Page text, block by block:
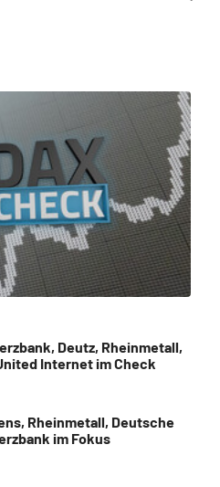
Deutz, Rheinmetall,
Internet im Check
Rheinmetall, Deutsche
im Fokus